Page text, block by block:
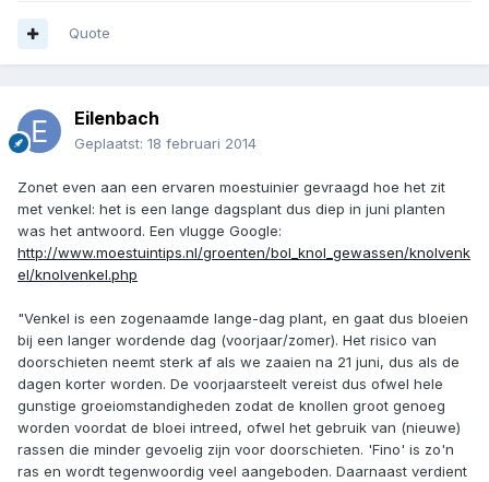
Quote
Eilenbach
Geplaatst: 18 februari 2014
Zonet even aan een ervaren moestuinier gevraagd hoe het zit
met venkel: het is een lange dagsplant dus diep in juni planten
was het antwoord. Een vlugge Google:
http://www.moestuintips.nl/groenten/bol_knol_gewassen/knolvenk
el/knolvenkel.php
"Venkel is een zogenaamde lange-dag plant, en gaat dus bloeien
bij een langer wordende dag (voorjaar/zomer). Het risico van
doorschieten neemt sterk af als we zaaien na 21 juni, dus als de
dagen korter worden. De voorjaarsteelt vereist dus ofwel hele
gunstige groeiomstandigheden zodat de knollen groot genoeg
worden voordat de bloei intreed, ofwel het gebruik van (nieuwe)
rassen die minder gevoelig zijn voor doorschieten. 'Fino' is zo'n
ras en wordt tegenwoordig veel aangeboden. Daarnaast verdient